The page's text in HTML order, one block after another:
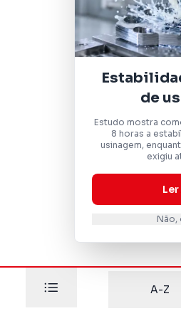
de
Estudo mostra
8 horas a
usinagem,
exigiu
Não,
A-Z